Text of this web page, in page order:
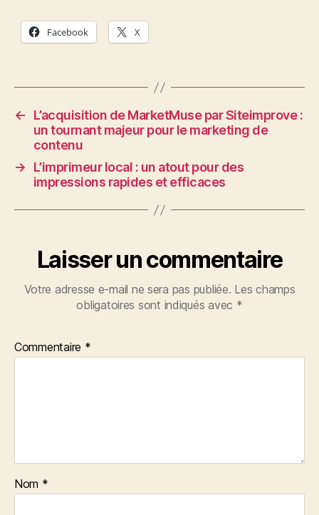
Facebook X
←
L’acquisition de MarketMuse par Siteimprove :
un tournant majeur pour le marketing de
contenu
→
L’imprimeur local : un atout pour des
impressions rapides et efficaces
Laisser un commentaire
Votre adresse e-mail ne sera pas publiée. Les champs
obligatoires sont indiqués avec *
Commentaire *
Nom *